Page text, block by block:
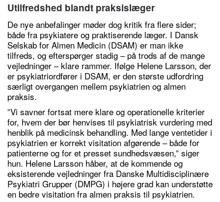
Utilfredshed blandt praksislæger
De nye anbefalinger møder dog kritik fra flere sider;
både fra psykiatere og praktiserende læger. I Dansk
Selskab for Almen Medicin (DSAM) er man ikke
tilfreds, og efterspørger stadig – på trods af de mange
vejledninger – klare rammer. Ifølge Helene Larsson, der
er psykiatriordfører i DSAM, er den største udfordring
særligt overgangen mellem psykiatrien og almen
praksis.
”Vi savner fortsat mere klare og operationelle kriterier
for, hvem der bør henvises til psykiatrisk vurdering med
henblik på medicinsk behandling. Med lange ventetider i
psykiatrien er korrekt visitation afgørende – både for
patienterne og for et presset sundhedsvæsen,” siger
hun. Helene Larsson håber, at de kommende og
eksisterende vejledninger fra Danske Multidisciplinære
Psykiatri Grupper (DMPG) i højere grad kan understøtte
en bedre visitation fra almen praksis til psykiatrien.